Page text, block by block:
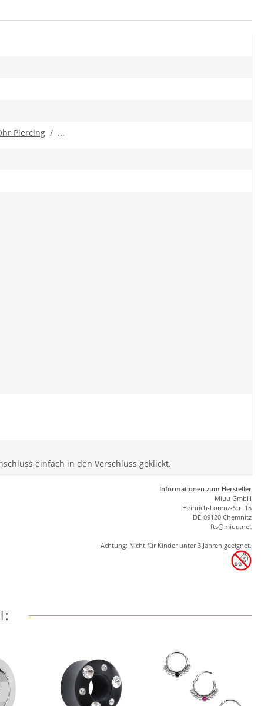
Piercing / ...
einfach in den Verschluss geklickt.
Informationen zum Hersteller
Miuu GmbH
Heinrich-Lorenz-Str. 15
DE-09120 Chemnitz
fts@miuu.net
Achtung: Nicht für Kinder unter 3 Jahren geeignet.